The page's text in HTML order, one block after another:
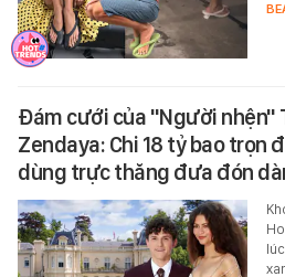
Đám cưới của "Người nhện"
Zendaya: Chi 18 tỷ bao trọn
dùng trực thăng đưa đón